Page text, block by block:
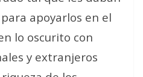
apoyarlos en el
lo oscurito con
y extranjeros